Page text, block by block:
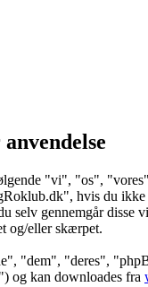
"vi", "os",
hvis du
selv gennemgår
og/eller skærpet.
"dem", "deres",
og kan downloades fra